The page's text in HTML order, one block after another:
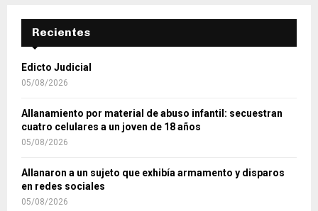
Recientes
Edicto Judicial
05/08/2026
Allanamiento por material de abuso infantil: secuestran
cuatro celulares a un joven de 18 años
05/08/2026
Allanaron a un sujeto que exhibía armamento y disparos
en redes sociales
05/08/2026